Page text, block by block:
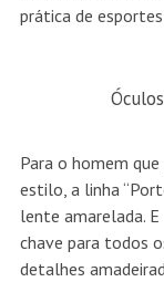
prática de
Para o homem
estilo, a linha
lente amarelada.
chave para todos
detalhes